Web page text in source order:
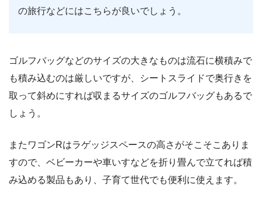
の旅行などにはこちらが良いでしょう。
ゴルフバッグなどのサイズの大きなものは流石に横積みで
も積み込むのは厳しいですが、シートスライドで奥行きを
取って斜めにすれば収まるサイズのゴルフバッグもあるで
しょう。
またワゴンRはラゲッジスペースの高さがそこそこありま
すので、ベビーカーや車いすなどを折り畳んで立てれば積
み込める製品もあり、子育て世代でも便利に使えます。